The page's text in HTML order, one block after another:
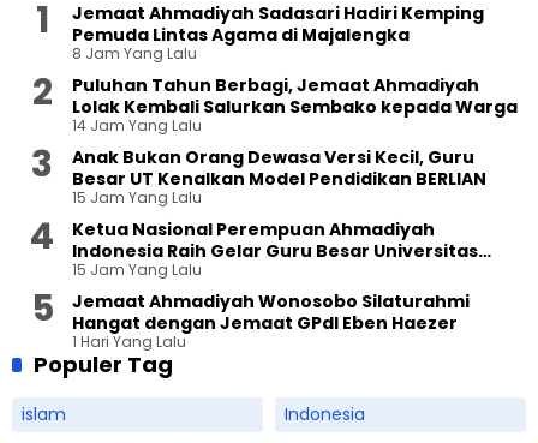
Jemaat Ahmadiyah Sadasari Hadiri Kemping
Pemuda Lintas Agama di Majalengka
8 Jam Yang Lalu
Puluhan Tahun Berbagi, Jemaat Ahmadiyah
Lolak Kembali Salurkan Sembako kepada Warga
14 Jam Yang Lalu
Anak Bukan Orang Dewasa Versi Kecil, Guru
Besar UT Kenalkan Model Pendidikan BERLIAN
15 Jam Yang Lalu
Ketua Nasional Perempuan Ahmadiyah
Indonesia Raih Gelar Guru Besar Universitas
Terbuka
15 Jam Yang Lalu
Jemaat Ahmadiyah Wonosobo Silaturahmi
Hangat dengan Jemaat GPdI Eben Haezer
1 Hari Yang Lalu
Populer Tag
islam
Indonesia